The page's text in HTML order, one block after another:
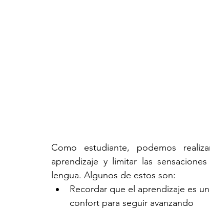
Como estudiante, podemos
aprendizaje y limitar las
lengua. Algunos de estos son:
Recordar que el aprendizaje es
confort para seguir avanzando